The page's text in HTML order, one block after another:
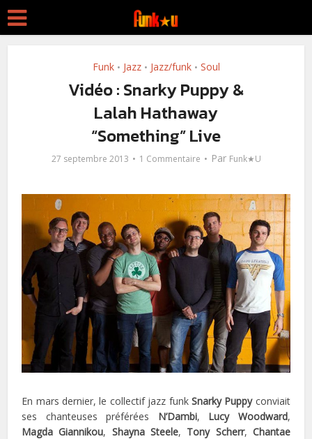
Funk • Jazz • Jazz/funk • Soul
Vidéo : Snarky Puppy &
Lalah Hathaway
“Something” Live
27 septembre 2013 1 Commentaire Par Funk★U
En mars dernier, le collectif jazz funk Snarky Puppyconviait
ses chanteuses préférées N’Dambi, Lucy Woodward,
Magda Giannikou, Shayna Steele, Tony Scherr, Chantae